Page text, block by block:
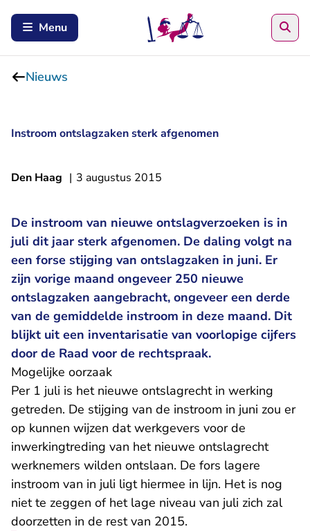
Menu
Nieuws
Instroom ontslagzaken sterk afgenomen
Den Haag | 3 augustus 2015
De instroom van nieuwe ontslagverzoeken is in
juli dit jaar sterk afgenomen. De daling volgt na
een forse stijging van ontslagzaken in juni. Er
zijn vorige maand ongeveer 250 nieuwe
ontslagzaken aangebracht, ongeveer een derde
van de gemiddelde instroom in deze maand. Dit
blijkt uit een inventarisatie van voorlopige cijfers
door de Raad voor de rechtspraak.
Mogelijke oorzaak
Per 1 juli is het nieuwe ontslagrecht in werking
getreden. De stijging van de instroom in juni zou er
op kunnen wijzen dat werkgevers voor de
inwerkingtreding van het nieuwe ontslagrecht
werknemers wilden ontslaan. De fors lagere
instroom van in juli ligt hiermee in lijn. Het is nog
niet te zeggen of het lage niveau van juli zich zal
doorzetten in de rest van 2015.